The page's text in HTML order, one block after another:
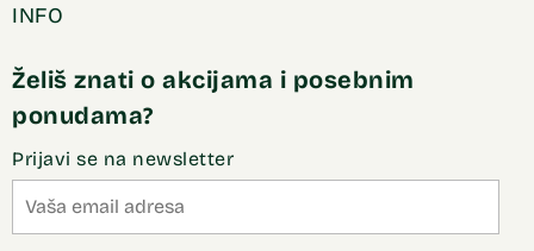
INFO
Želiš znati o akcijama i posebnim
ponudama?
Prijavi se na newsletter